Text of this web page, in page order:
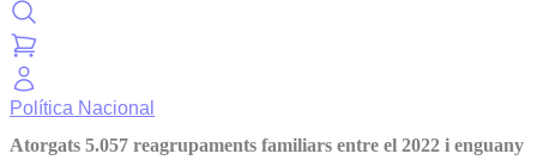
Política Nacional
Atorgats 5.057 reagrupaments familiars entre el 2022 i enguany